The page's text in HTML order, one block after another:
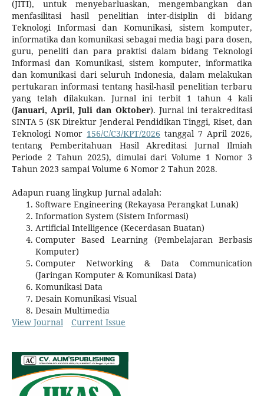
(JITI), untuk menyebarluaskan, mengembangkan dan
menfasilitasi hasil penelitian inter-disiplin di bidang
Teknologi Informasi dan Komunikasi, sistem komputer,
informatika dan komunikasi sebagai media bagi para dosen,
guru, peneliti dan para praktisi dalam bidang Teknologi
Informasi dan Komunikasi, sistem komputer, informatika
dan komunikasi dari seluruh Indonesia, dalam melakukan
pertukaran informasi tentang hasil-hasil penelitian terbaru
yang telah dilakukan. Jurnal ini terbit 1 tahun 4 kali
(Januari, April, Juli dan Oktober). Jurnal ini terakreditasi
SINTA 5 (SK Direktur Jenderal Pendidikan Tinggi, Riset, dan
Teknologi Nomor 156/C/C3/KPT/2026 tanggal 7 April 2026,
tentang Pemberitahuan Hasil Akreditasi Jurnal Ilmiah
Periode 2 Tahun 2025), dimulai dari Volume 1 Nomor 3
Tahun 2023 sampai Volume 6 Nomor 2 Tahun 2028.
Adapun ruang lingkup Jurnal adalah:
Software Engineering (Rekayasa Perangkat Lunak)
Information System (Sistem Informasi)
Artificial Intelligence (Kecerdasan Buatan)
Computer Based Learning (Pembelajaran Berbasis
Komputer)
Computer Networking & Data Communication
(Jaringan Komputer & Komunikasi Data)
Komunikasi Data
Desain Komunikasi Visual
Desain Multimedia
View Journal
Current Issue